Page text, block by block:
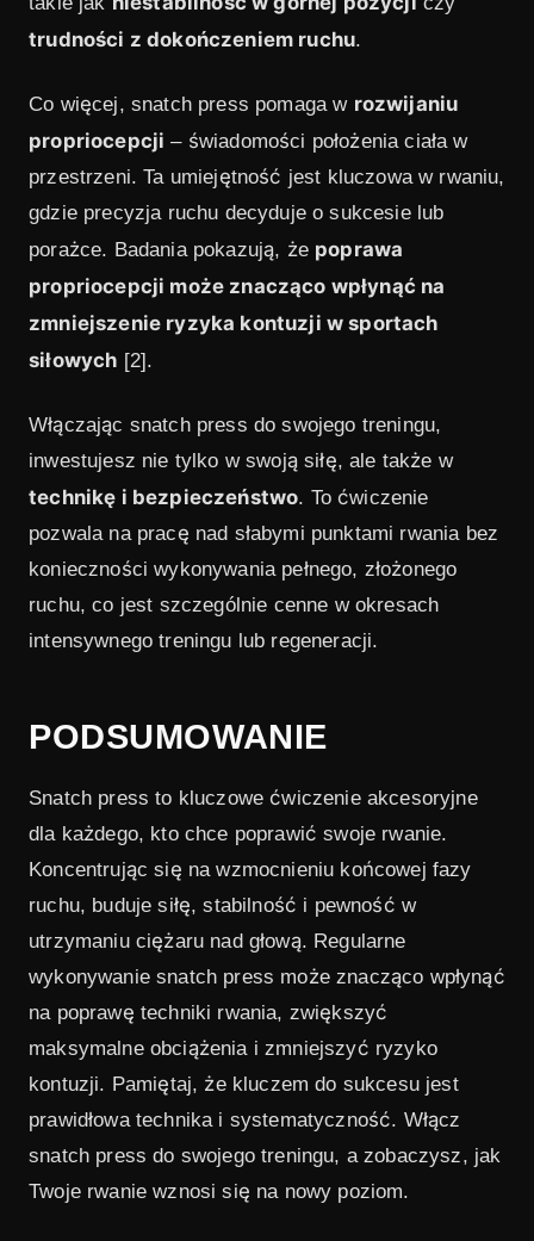
trudności z dokończeniem ruchu.
Co więcej, snatch press pomaga w rozwijaniu
propriocepcji – świadomości położenia ciała w
przestrzeni. Ta umiejętność jest kluczowa w rwaniu,
gdzie precyzja ruchu decyduje o sukcesie lub
porażce. Badania pokazują, że poprawa
propriocepcji może znacząco wpłynąć na
zmniejszenie ryzyka kontuzji w sportach
siłowych [2].
Włączając snatch press do swojego treningu,
inwestujesz nie tylko w swoją siłę, ale także w
technikę i bezpieczeństwo. To ćwiczenie
pozwala na pracę nad słabymi punktami rwania bez
konieczności wykonywania pełnego, złożonego
ruchu, co jest szczególnie cenne w okresach
intensywnego treningu lub regeneracji.
PODSUMOWANIE
Snatch press to kluczowe ćwiczenie akcesoryjne
dla każdego, kto chce poprawić swoje rwanie.
Koncentrując się na wzmocnieniu końcowej fazy
ruchu, buduje siłę, stabilność i pewność w
utrzymaniu ciężaru nad głową. Regularne
wykonywanie snatch press może znacząco wpłynąć
na poprawę techniki rwania, zwiększyć
maksymalne obciążenia i zmniejszyć ryzyko
kontuzji. Pamiętaj, że kluczem do sukcesu jest
prawidłowa technika i systematyczność. Włącz
snatch press do swojego treningu, a zobaczysz, jak
Twoje rwanie wznosi się na nowy poziom.